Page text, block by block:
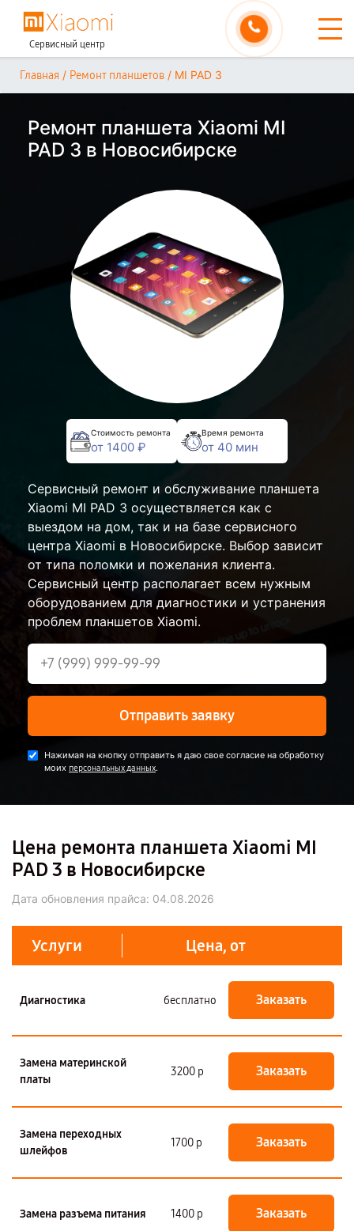
Сервисный центр
Главная / Ремонт планшетов / MI PAD 3
Ремонт планшета Xiaomi MI
PAD 3 в Новосибирске
Стоимость ремонта
от 1400 ₽
Время ремонта
от 40 мин
Сервисный ремонт и обслуживание планшета
Xiaomi MI PAD 3 осуществляется как с
выездом на дом, так и на базе сервисного
центра Xiaomi в Новосибирске. Выбор зависит
от типа поломки и пожелания клиента.
Сервисный центр располагает всем нужным
оборудованием для диагностики и устранения
проблем планшетов Xiaomi.
Отправить заявку
Нажимая на кнопку отправить я даю свое согласие на обработку
моих персональных данных.
Цена ремонта планшета Xiaomi MI
PAD 3 в Новосибирске
Дата обновления прайса: 04.08.2026
Услуги Цена, от
Диагностика бесплатно Заказать
Замена материнской
платы
3200 р Заказать
Замена переходных
шлейфов
1700 р Заказать
Замена разъема питания 1400 р Заказать